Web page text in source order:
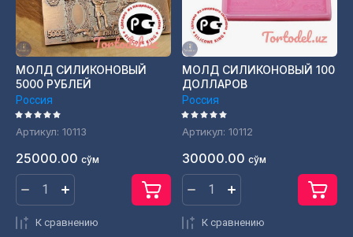
МОЛД СИЛИКОНОВЫЙ
5000 РУБЛЕЙ
Россия
Артикул: 10113
25000.00 сўм
К сравнению
МОЛД СИЛИКОНОВЫЙ 100
ДОЛЛАРОВ
Россия
Артикул: 10112
30000.00 сўм
К сравнению